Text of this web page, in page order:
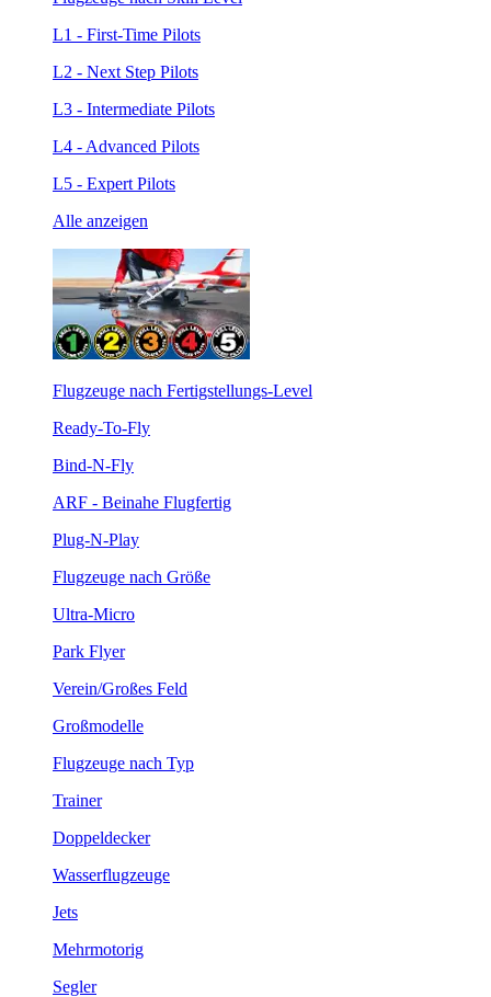
L1 - First-Time Pilots
L2 - Next Step Pilots
L3 - Intermediate Pilots
L4 - Advanced Pilots
L5 - Expert Pilots
Alle anzeigen
Flugzeuge nach Fertigstellungs-Level
Ready-To-Fly
Bind-N-Fly
ARF - Beinahe Flugfertig
Plug-N-Play
Flugzeuge nach Größe
Ultra-Micro
Park Flyer
Verein/Großes Feld
Großmodelle
Flugzeuge nach Typ
Trainer
Doppeldecker
Wasserflugzeuge
Jets
Mehrmotorig
Segler